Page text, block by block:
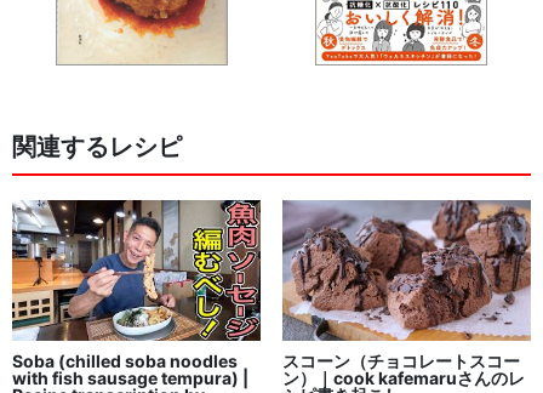
関連するレシピ
Soba (chilled soba noodles
with fish sausage tempura) |
スコーン（チョコレートスコー
ン）｜cook kafemaruさんのレ